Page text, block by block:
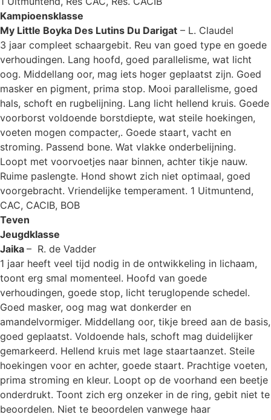
Kampioensklasse
My Little Boyka Des Lutins Du Darigat – L. Claudel
3 jaar compleet schaargebit. Reu van goed type en goede
verhoudingen. Lang hoofd, goed parallelisme, wat licht
oog. Middellang oor, mag iets hoger geplaatst zijn. Goed
masker en pigment, prima stop. Mooi parallelisme, goed
hals, schoft en rugbelijning. Lang licht hellend kruis. Goede
voorborst voldoende borstdiepte, wat steile hoekingen,
voeten mogen compacter,. Goede staart, vacht en
stroming. Passend bone. Wat vlakke onderbelijning.
Loopt met voorvoetjes naar binnen, achter tikje nauw.
Ruime paslengte. Hond showt zich niet optimaal, goed
voorgebracht. Vriendelijke temperament. 1 Uitmuntend,
CAC, CACIB, BOB
Teven
Jeugdklasse
Jaika – R. de Vadder
1 jaar heeft veel tijd nodig in de ontwikkeling in lichaam,
toont erg smal momenteel. Hoofd van goede
verhoudingen, goede stop, licht teruglopende schedel.
Goed masker, oog mag wat donkerder en
amandelvormiger. Middellang oor, tikje breed aan de basis,
goed geplaatst. Voldoende hals, schoft mag duidelijker
gemarkeerd. Hellend kruis met lage staartaanzet. Steile
hoekingen voor en achter, goede staart. Prachtige voeten,
prima stroming en kleur. Loopt op de voorhand een beetje
onderdrukt. Toont zich erg onzeker in de ring, gebit niet te
beoordelen. Niet te beoordelen vanwege haar